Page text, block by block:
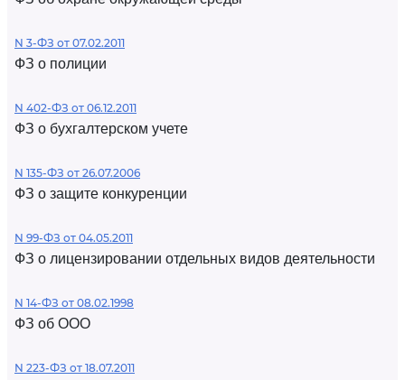
N 3-ФЗ от 07.02.2011
ФЗ о полиции
N 402-ФЗ от 06.12.2011
ФЗ о бухгалтерском учете
N 135-ФЗ от 26.07.2006
ФЗ о защите конкуренции
N 99-ФЗ от 04.05.2011
ФЗ о лицензировании отдельных видов деятельности
N 14-ФЗ от 08.02.1998
ФЗ об ООО
N 223-ФЗ от 18.07.2011